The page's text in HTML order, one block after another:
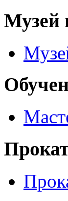
Музей